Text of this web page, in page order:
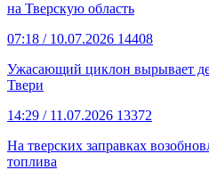
на Тверскую область
07:18 / 10.07.2026 14408
Ужасающий циклон вырывает
Твери
14:29 / 11.07.2026 13372
На тверских заправках
топлива